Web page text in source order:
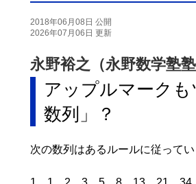
2018年06月08日 公開
2026年07月06日 更新
永野裕之（永野数学塾塾
アップルマーク
数列」？
次の数列はあるルールに従ってい